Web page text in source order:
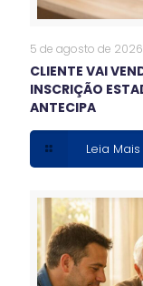
5 de agosto de 2026
CLIENTE VAI
INSCRIÇÃO
ANTECIPA
Leia Mais